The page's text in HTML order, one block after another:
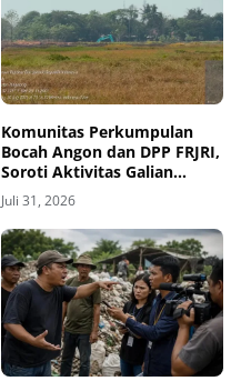
Komunitas Perkumpulan
Bocah Angon dan DPP FRJRI,
Soroti Aktivitas Galian
Tanah di Desa Bakung Yang
Kenal Hukum
Juli 31, 2026